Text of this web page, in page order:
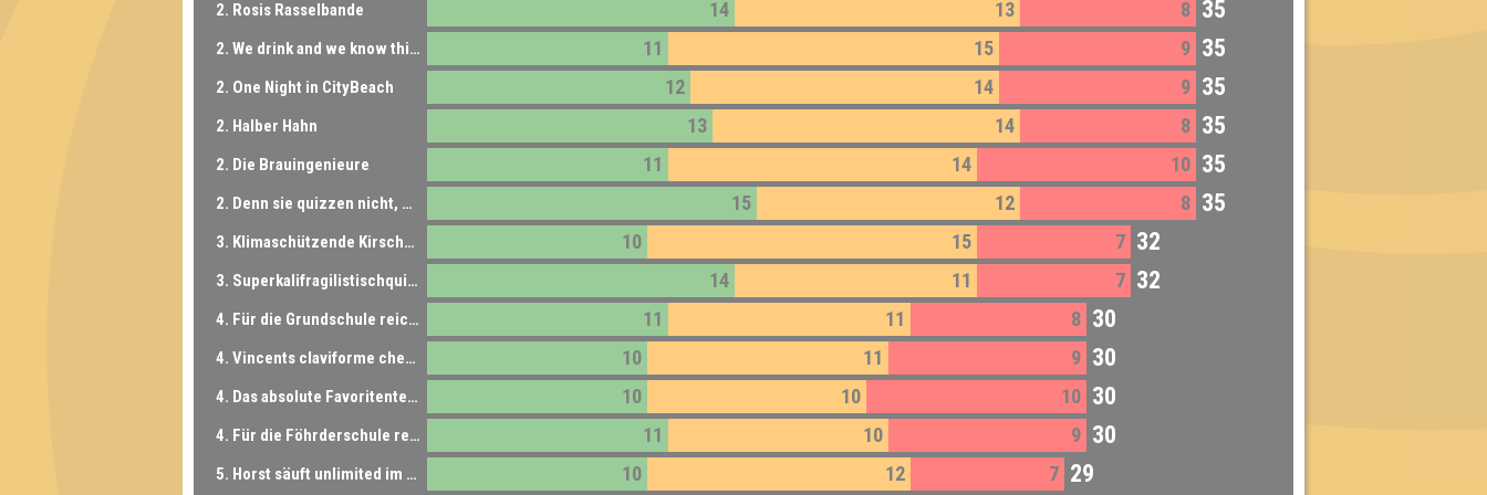
2. Rosis Rasselbande 14 13 8 35
2. We drink and we know things 11 15 9 35
2. One Night in CityBeach 12 14 9 35
2. Halber Hahn 13 14 8 35
2. Die Brauingenieure 11 14 10 35
2. Denn sie quizzen nicht, was sie tun 15 12 8 35
3. Klimaschützende Kirschen & Kunden 10 15 7 32
3. Superkalifragilistischquizbialigetisch 14 11 7 32
4. Für die Grundschule reicht's 11 11 8 30
4. Vincents claviforme chevalereske Wawuschel GmbH 10 11 9 30
4. Das absolute Favoritenteam 10 10 10 30
4. Für die Föhrderschule reicht's 11 10 9 30
5. Horst säuft unlimited im Park 10 12 7 29